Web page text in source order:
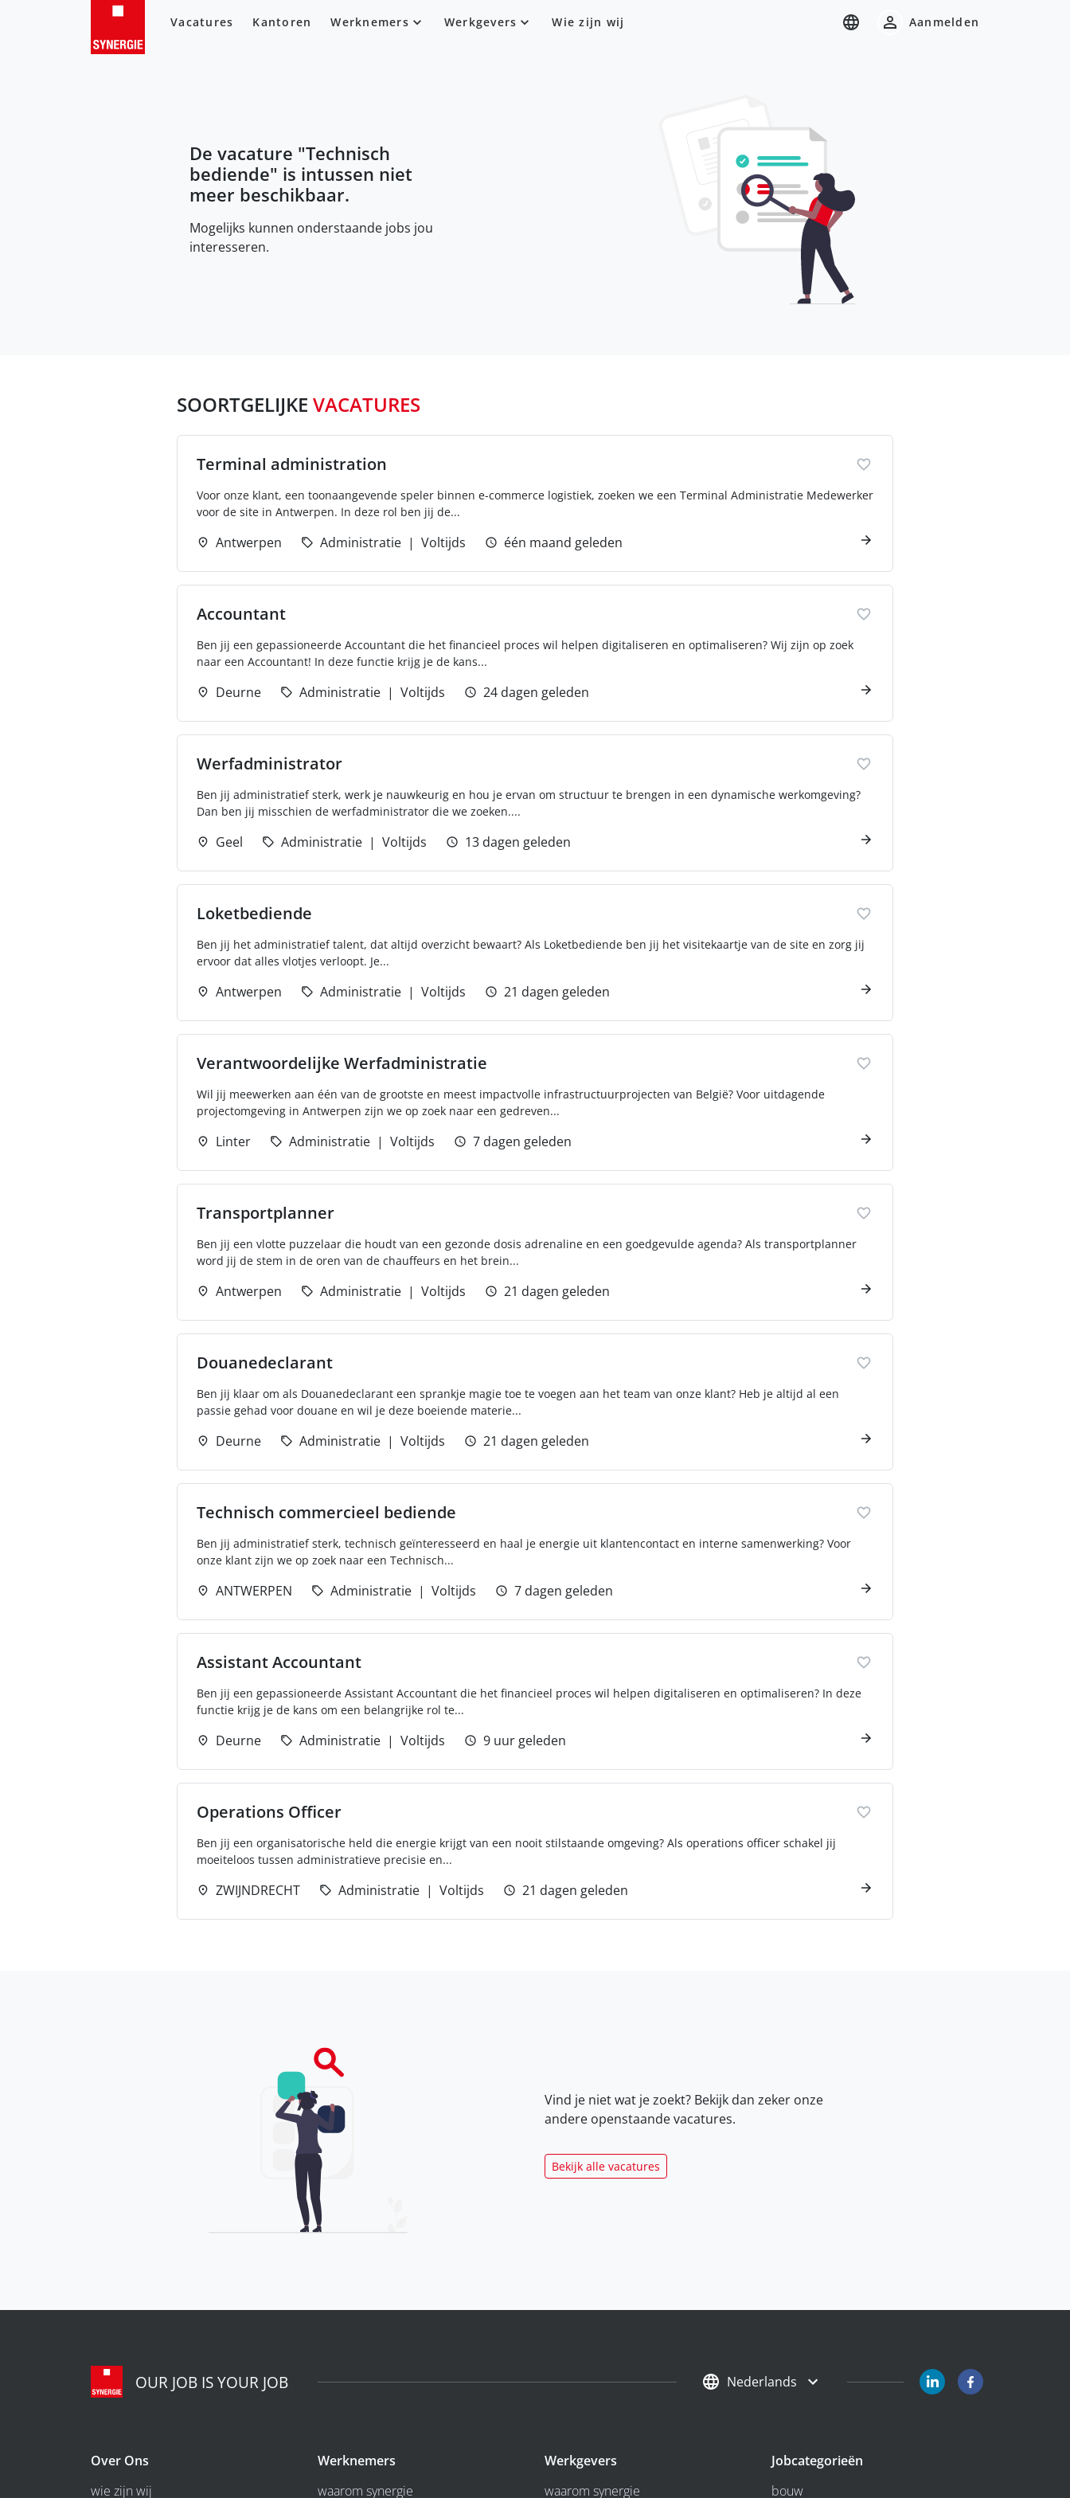
Vacatures Kantoren Werknemers Werkgevers Wie zijn wij Aanmelden
De vacature "Technisch
bediende" is intussen niet
meer beschikbaar.
Mogelijks kunnen onderstaande jobs jou
interesseren.
SOORTGELIJKE VACATURES
Terminal administration
Voor onze klant, een toonaangevende speler binnen e-commerce logistiek, zoeken we een Terminal Administratie Medewerker
voor de site in Antwerpen. In deze rol ben jij de...
Antwerpen Administratie Voltijds één maand geleden
Accountant
Ben jij een gepassioneerde Accountant die het financieel proces wil helpen digitaliseren en optimaliseren? Wij zijn op zoek
naar een Accountant! In deze functie krijg je de kans...
Deurne Administratie Voltijds 24 dagen geleden
Werfadministrator
Ben jij administratief sterk, werk je nauwkeurig en hou je ervan om structuur te brengen in een dynamische werkomgeving?
Dan ben jij misschien de werfadministrator die we zoeken....
Geel Administratie Voltijds 13 dagen geleden
Loketbediende
Ben jij het administratief talent, dat altijd overzicht bewaart? Als Loketbediende ben jij het visitekaartje van de site en zorg jij
ervoor dat alles vlotjes verloopt. Je...
Antwerpen Administratie Voltijds 21 dagen geleden
Verantwoordelijke Werfadministratie
Wil jij meewerken aan één van de grootste en meest impactvolle infrastructuurprojecten van België? Voor uitdagende
projectomgeving in Antwerpen zijn we op zoek naar een gedreven...
Linter Administratie Voltijds 7 dagen geleden
Transportplanner
Ben jij een vlotte puzzelaar die houdt van een gezonde dosis adrenaline en een goedgevulde agenda? Als transportplanner
word jij de stem in de oren van de chauffeurs en het brein...
Antwerpen Administratie Voltijds 21 dagen geleden
Douanedeclarant
Ben jij klaar om als Douanedeclarant een sprankje magie toe te voegen aan het team van onze klant? Heb je altijd al een
passie gehad voor douane en wil je deze boeiende materie...
Deurne Administratie Voltijds 21 dagen geleden
Technisch commercieel bediende
Ben jij administratief sterk, technisch geïnteresseerd en haal je energie uit klantencontact en interne samenwerking? Voor
onze klant zijn we op zoek naar een Technisch...
ANTWERPEN Administratie Voltijds 7 dagen geleden
Assistant Accountant
Ben jij een gepassioneerde Assistant Accountant die het financieel proces wil helpen digitaliseren en optimaliseren? In deze
functie krijg je de kans om een belangrijke rol te...
Deurne Administratie Voltijds 9 uur geleden
Operations Officer
Ben jij een organisatorische held die energie krijgt van een nooit stilstaande omgeving? Als operations officer schakel jij
moeiteloos tussen administratieve precisie en...
ZWIJNDRECHT Administratie Voltijds 21 dagen geleden
Vind je niet wat je zoekt? Bekijk dan zeker onze
andere openstaande vacatures.
Bekijk alle vacatures
OUR JOB IS YOUR JOB Nederlands
Over Ons
wie zijn wij
Werknemers
waarom synergie
Werkgevers
waarom synergie
Jobcategorieën
bouw